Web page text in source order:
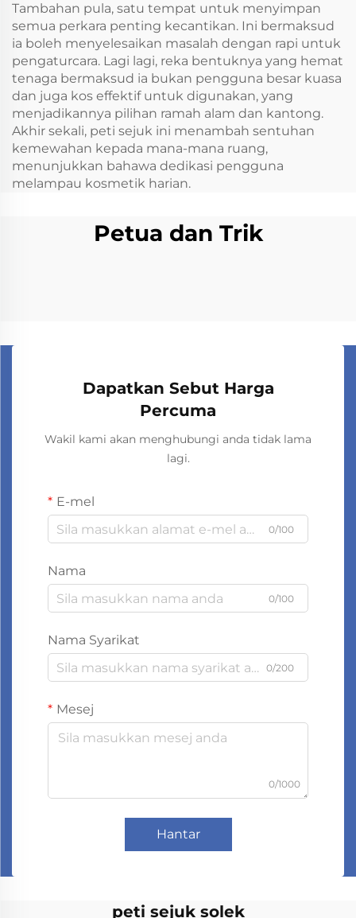
Tambahan pula, satu tempat untuk menyimpan
semua perkara penting kecantikan. Ini bermaksud
ia boleh menyelesaikan masalah dengan rapi untuk
pengaturcara. Lagi lagi, reka bentuknya yang hemat
tenaga bermaksud ia bukan pengguna besar kuasa
dan juga kos effektif untuk digunakan, yang
menjadikannya pilihan ramah alam dan kantong.
Akhir sekali, peti sejuk ini menambah sentuhan
kemewahan kepada mana-mana ruang,
menunjukkan bahawa dedikasi pengguna
melampau kosmetik harian.
Petua dan Trik
Dapatkan Sebut Harga
Percuma
Wakil kami akan menghubungi anda tidak lama
lagi.
E-mel
0/100
Nama
0/100
Nama Syarikat
0/200
Mesej
0/1000
Hantar
peti sejuk solek